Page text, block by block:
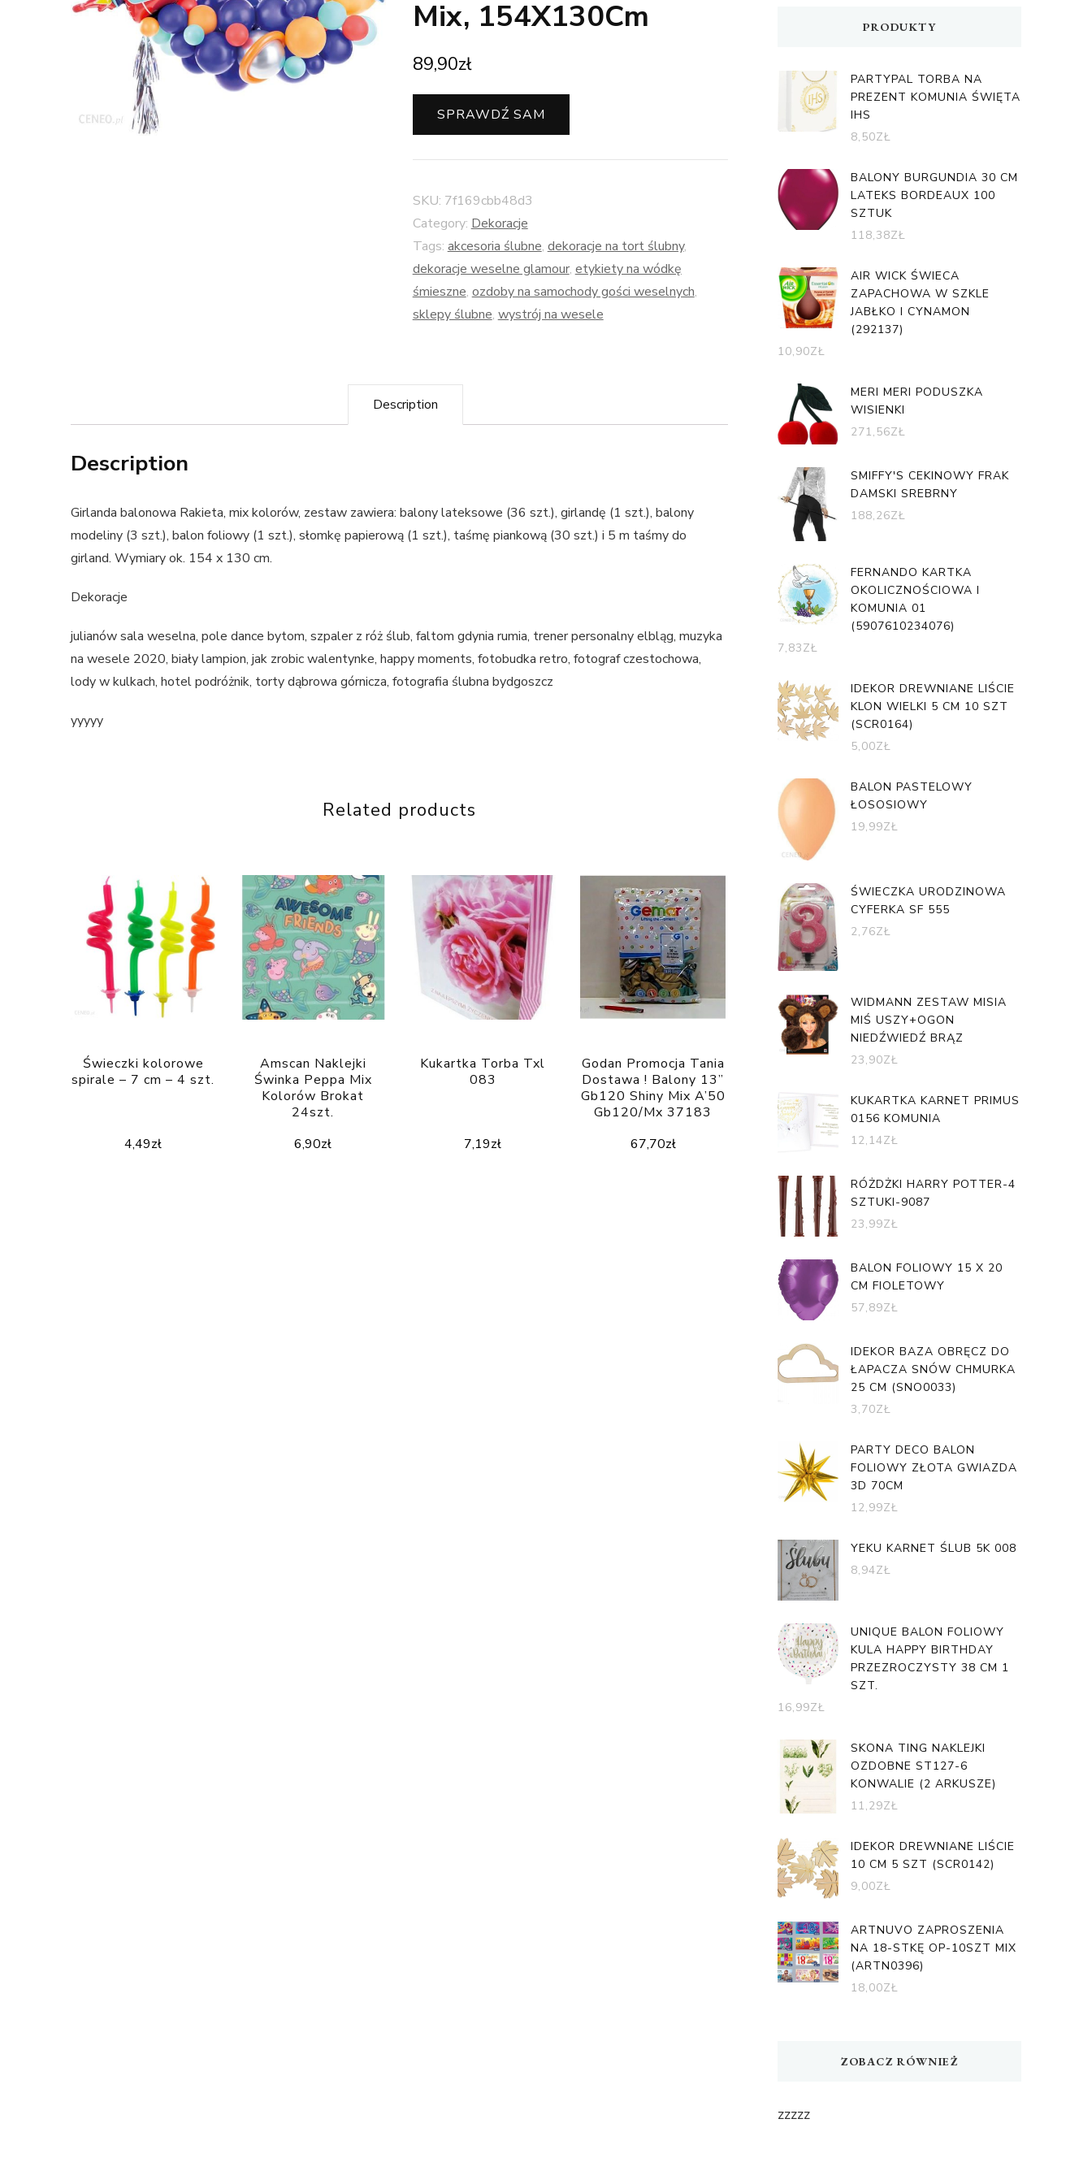
Mix, 154X130Cm
89,90zł
SPRAWDŹ SAM
SKU: 7f169cbb48d3
Category: Dekoracje
Tags: akcesoria ślubne, dekoracje na tort ślubny,
dekoracje weselne glamour, etykiety na wódkę
śmieszne, ozdoby na samochody gości weselnych,
sklepy ślubne, wystrój na wesele
Description
Description
Girlanda balonowa Rakieta, mix kolorów, zestaw zawiera: balony lateksowe (36 szt.), girlandę (1 szt.), balony
modeliny (3 szt.), balon foliowy (1 szt.), słomkę papierową (1 szt.), taśmę piankową (30 szt.) i 5 m taśmy do
girland. Wymiary ok. 154 x 130 cm.
Dekoracje
julianów sala weselna, pole dance bytom, szpaler z róż ślub, faltom gdynia rumia, trener personalny elbląg, muzyka
na wesele 2020, biały lampion, jak zrobic walentynke, happy moments, fotobudka retro, fotograf czestochowa,
lody w kulkach, hotel podróżnik, torty dąbrowa górnicza, fotografia ślubna bydgoszcz
yyyyy
Related products
Świeczki kolorowe
spirale – 7 cm – 4 szt.
4,49zł
Amscan Naklejki
Świnka Peppa Mix
Kolorów Brokat
24szt.
6,90zł
Kukartka Torba Txl
083
7,19zł
Godan Promocja Tania
Dostawa ! Balony 13”
Gb120 Shiny Mix A’50
Gb120/Mx 37183
67,70zł
PRODUKTY
PARTYPAL TORBA NA
PREZENT KOMUNIA ŚWIĘTA
IHS
8,50ZŁ
BALONY BURGUNDIA 30 CM
LATEKS BORDEAUX 100
SZTUK
118,38ZŁ
AIR WICK ŚWIECA
ZAPACHOWA W SZKLE
JABŁKO I CYNAMON
(292137)
10,90ZŁ
MERI MERI PODUSZKA
WISIENKI
271,56ZŁ
SMIFFY'S CEKINOWY FRAK
DAMSKI SREBRNY
188,26ZŁ
FERNANDO KARTKA
OKOLICZNOŚCIOWA I
KOMUNIA 01
(5907610234076)
7,83ZŁ
IDEKOR DREWNIANE LIŚCIE
KLON WIELKI 5 CM 10 SZT
(SCR0164)
5,00ZŁ
BALON PASTELOWY
ŁOSOSIOWY
19,99ZŁ
ŚWIECZKA URODZINOWA
CYFERKA SF 555
2,76ZŁ
WIDMANN ZESTAW MISIA
MIŚ USZY+OGON
NIEDŹWIEDŹ BRĄZ
23,90ZŁ
KUKARTKA KARNET PRIMUS
0156 KOMUNIA
12,14ZŁ
RÓŻDŻKI HARRY POTTER-4
SZTUKI-9087
23,99ZŁ
BALON FOLIOWY 15 X 20
CM FIOLETOWY
57,89ZŁ
IDEKOR BAZA OBRĘCZ DO
ŁAPACZA SNÓW CHMURKA
25 CM (SNO0033)
3,70ZŁ
PARTY DECO BALON
FOLIOWY ZŁOTA GWIAZDA
3D 70CM
12,99ZŁ
YEKU KARNET ŚLUB 5K 008
8,94ZŁ
UNIQUE BALON FOLIOWY
KULA HAPPY BIRTHDAY
PRZEZROCZYSTY 38 CM 1
SZT.
16,99ZŁ
SKONA TING NAKLEJKI
OZDOBNE ST127-6
KONWALIE (2 ARKUSZE)
11,29ZŁ
IDEKOR DREWNIANE LIŚCIE
10 CM 5 SZT (SCR0142)
9,00ZŁ
ARTNUVO ZAPROSZENIA
NA 18-STKĘ OP-10SZT MIX
(ARTN0396)
18,00ZŁ
ZOBACZ RÓWNIEŻ
zzzzz